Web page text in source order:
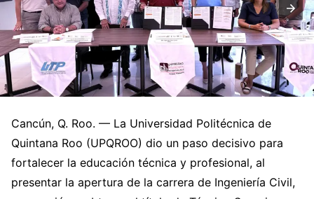
Cancún, Q. Roo. — La Universidad Politécnica de
Quintana Roo (UPQROO) dio un paso decisivo para
fortalecer la educación técnica y profesional, al
presentar la apertura de la carrera de Ingeniería Civil,